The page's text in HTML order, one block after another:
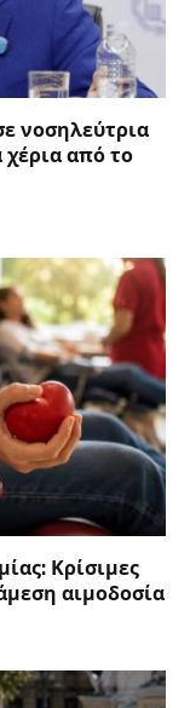
νοσηλεύτρια
από το
Κρίσιμες
αιμοδοσία